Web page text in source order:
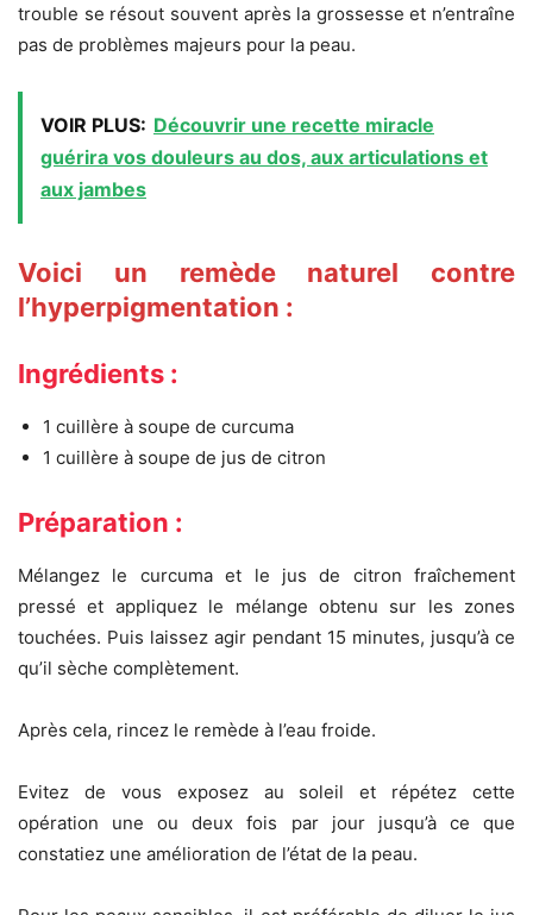
trouble se résout souvent après la grossesse et n’entraîne
pas de problèmes majeurs pour la peau.
VOIR PLUS: Découvrir une recette miracle
guérira vos douleurs au dos, aux articulations et
aux jambes
Voici un remède naturel contre
l’hyperpigmentation :
Ingrédients :
1 cuillère à soupe de curcuma
1 cuillère à soupe de jus de citron
Préparation :
Mélangez le curcuma et le jus de citron fraîchement
pressé et appliquez le mélange obtenu sur les zones
touchées. Puis laissez agir pendant 15 minutes, jusqu’à ce
qu’il sèche complètement.
Après cela, rincez le remède à l’eau froide.
Evitez de vous exposez au soleil et répétez cette
opération une ou deux fois par jour jusqu’à ce que
constatiez une amélioration de l’état de la peau.